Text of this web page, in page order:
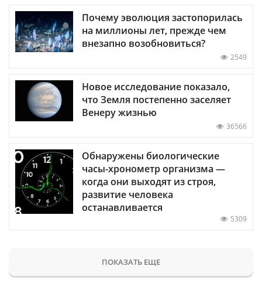
Почему эволюция застопорилась
на миллионы лет, прежде чем
внезапно возобновиться?
2549
Новое исследование показало,
что Земля постепенно заселяет
Венеру жизнью
36566
Обнаружены биологические
часы-хронометр организма —
когда они выходят из строя,
развитие человека
останавливается
5309
ПОКАЗАТЬ ЕЩЕ